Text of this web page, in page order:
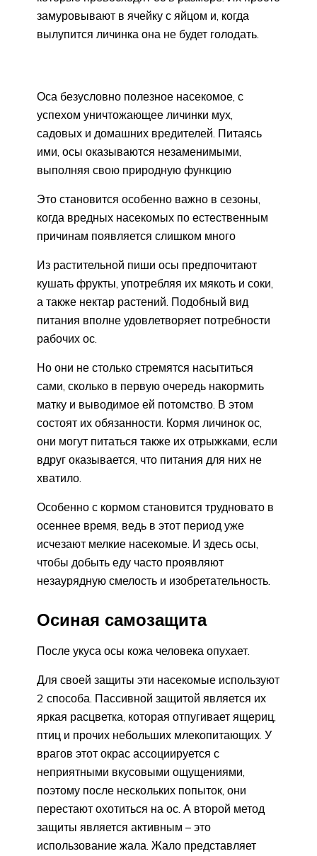
замуровывают в ячейку с яйцом и, когда
вылупится личинка она не будет голодать.
Оса безусловно полезное насекомое, с
успехом уничтожающее личинки мух,
садовых и домашних вредителей. Питаясь
ими, осы оказываются незаменимыми,
выполняя свою природную функцию
Это становится особенно важно в сезоны,
когда вредных насекомых по естественным
причинам появляется слишком много
Из растительной пиши осы предпочитают
кушать фрукты, употребляя их мякоть и соки,
а также нектар растений. Подобный вид
питания вполне удовлетворяет потребности
рабочих ос.
Но они не столько стремятся насытиться
сами, сколько в первую очередь накормить
матку и выводимое ей потомство. В этом
состоят их обязанности. Кормя личинок ос,
они могут питаться также их отрыжками, если
вдруг оказывается, что питания для них не
хватило.
Особенно с кормом становится трудновато в
осеннее время, ведь в этот период уже
исчезают мелкие насекомые. И здесь осы,
чтобы добыть еду часто проявляют
незаурядную смелость и изобретательность.
Осиная самозащита
После укуса осы кожа человека опухает.
Для своей защиты эти насекомые используют
2 способа. Пассивной защитой является их
яркая расцветка, которая отпугивает ящериц,
птиц и прочих небольших млекопитающих. У
врагов этот окрас ассоциируется с
неприятными вкусовыми ощущениями,
поэтому после нескольких попыток, они
перестают охотиться на ос. А второй метод
защиты является активным – это
использование жала. Жало представляет